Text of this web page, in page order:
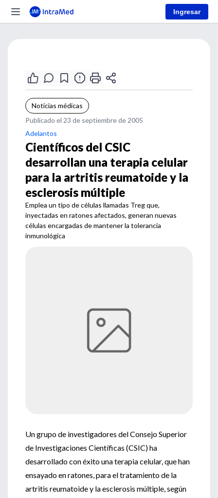
Ingresar
Noticias médicas
Publicado el 23 de septiembre de 2005
Adelantos
Científicos del CSIC
desarrollan una terapia celular
para la artritis reumatoide y la
esclerosis múltiple
Emplea un tipo de células llamadas Treg que,
inyectadas en ratones afectados, generan nuevas
células encargadas de mantener la tolerancia
inmunológica
Un grupo de investigadores del Consejo Superior
de Investigaciones Científicas (CSIC) ha
desarrollado con éxito una terapia celular, que han
ensayado en ratones, para el tratamiento de la
artritis reumatoide y la esclerosis múltiple, según